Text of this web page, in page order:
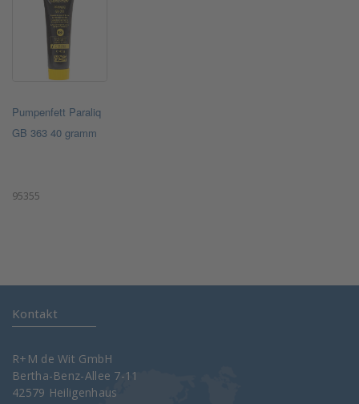
Pumpenfett Paraliq
GB 363 40 gramm
95355
Kontakt
R+M de Wit GmbH
Bertha-Benz-Allee 7-11
42579 Heiligenhaus